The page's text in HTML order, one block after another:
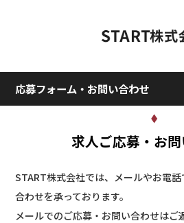
応募フォーム・お問い合わせ
求人ご応募・お
START株式会社では、メールやお電
合わせを承っております。
メールでのご応募・お問い合わせはご